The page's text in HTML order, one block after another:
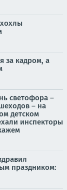
за кадром, а
светофора –
– на
детском
инспекторы
праздником: